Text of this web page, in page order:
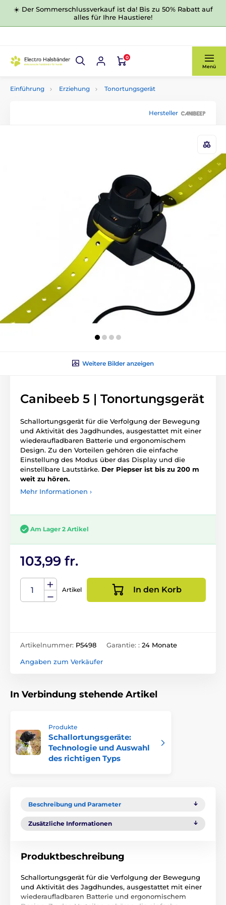
☀️ Der Sommerschlussverkauf ist da! Bis zu 50% Rabatt auf
alles für Ihre Haustiere!
0
Menü
Einführung Erziehung Tonortungsgerät
Hersteller
Weitere Bilder anzeigen
Canibeeb 5 | Tonortungsgerät
Schallortungsgerät für die Verfolgung der Bewegung
und Aktivität des Jagdhundes, ausgestattet mit einer
wiederaufladbaren Batterie und ergonomischem
Design. Zu den Vorteilen gehören die einfache
Einstellung des Modus über das Display und die
einstellbare Lautstärke. Der Piepser ist bis zu 200 m
weit zu hören.
Mehr Informationen ›
Am Lager 2 Artikel
103,99 fr.
Artikel In den Korb
Artikelnummer: P5498 Garantie: : 24 Monate
Angaben zum Verkäufer
In Verbindung stehende Artikel
Produkte
Schallortungsgeräte:
Technologie und Auswahl
des richtigen Typs
Beschreibung und Parameter
Zusätzliche Informationen
Produktbeschreibung
Schallortungsgerät für die Verfolgung der Bewegung
und Aktivität des Jagdhundes, ausgestattet mit einer
wiederaufladbaren Batterie und ergonomischem